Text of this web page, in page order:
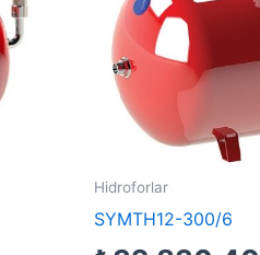
Hidroforlar
SYMTH12-300/6